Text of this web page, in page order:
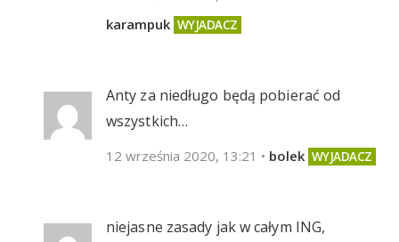
karampuk
Anty za niedługo będą pobierać od
wszystkich…
12 września 2020, 13:21 • bolek
niejasne zasady jak w całym ING,